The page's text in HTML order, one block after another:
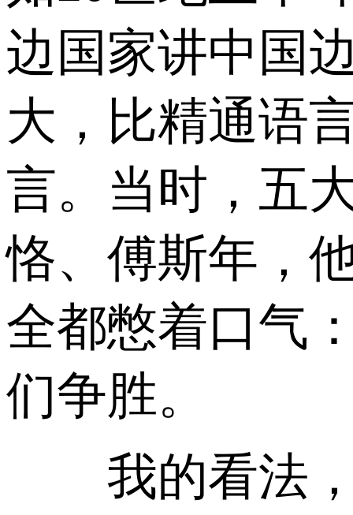
边国家讲中国
大，比精通语
言。当时，五
恪、傅斯年，
全都憋着口气
们争胜。
我的看法，